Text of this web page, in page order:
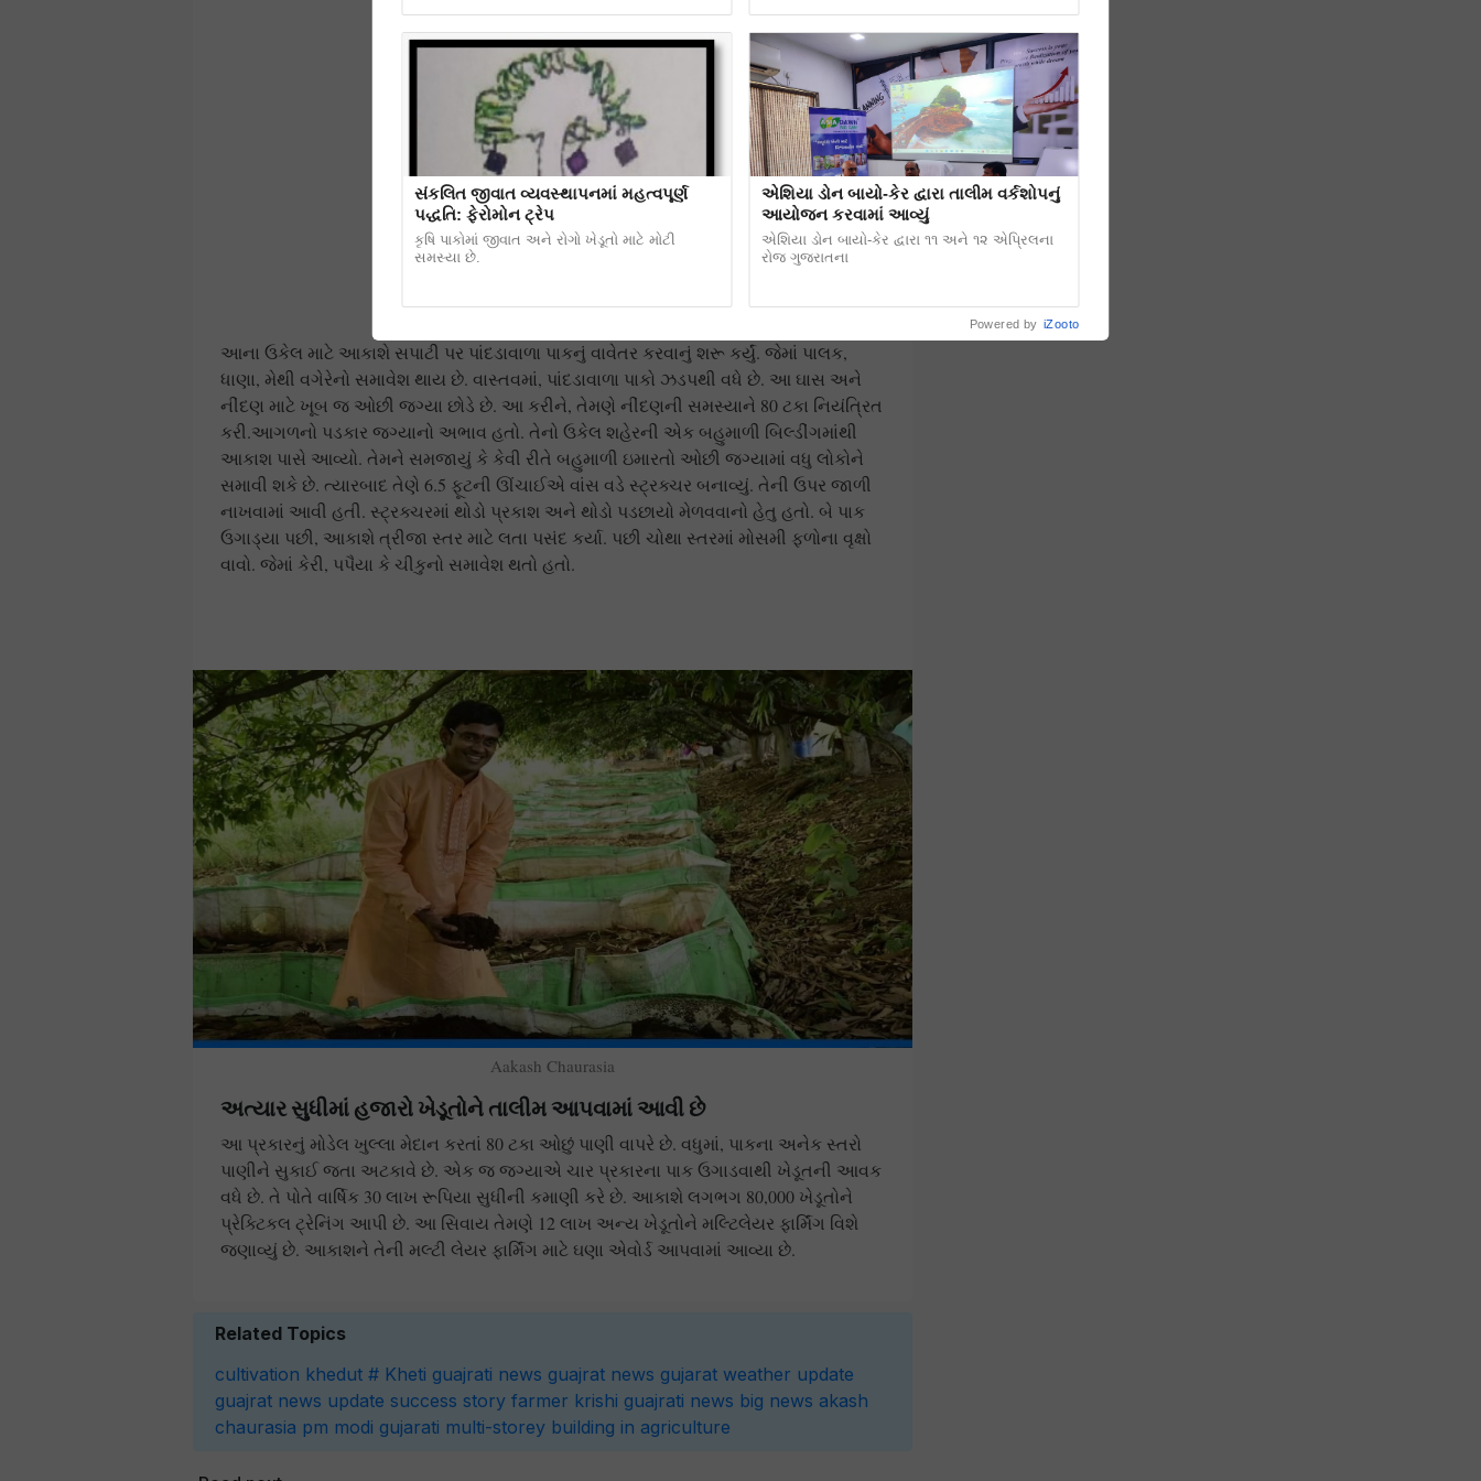
આના ઉકેલ માટે આકાશે સપાટી પર પાંદડાવાળા પાકનું વાવેતર કરવાનું શરૂ કર્યું. જેમાં પાલક,
ધાણા, મેથી વગેરેનો સમાવેશ થાય છે. વાસ્તવમાં, પાંદડાવાળા પાકો ઝડપથી વધે છે. આ ઘાસ અને
નીંદણ માટે ખૂબ જ ઓછી જગ્યા છોડે છે. આ કરીને, તેમણે નીંદણની સમસ્યાને 80 ટકા નિયંત્રિત
કરી.આગળનો પડકાર જગ્યાનો અભાવ હતો. તેનો ઉકેલ શહેરની એક બહુમાળી બિલ્ડીંગમાંથી
આકાશ પાસે આવ્યો. તેમને સમજાયું કે કેવી રીતે બહુમાળી ઇમારતો ઓછી જગ્યામાં વધુ લોકોને
સમાવી શકે છે. ત્યારબાદ તેણે 6.5 ફૂટની ઊંચાઈએ વાંસ વડે સ્ટ્રક્ચર બનાવ્યું. તેની ઉપર જાળી
નાખવામાં આવી હતી. સ્ટ્રક્ચરમાં થોડો પ્રકાશ અને થોડો પડછાયો મેળવવાનો હેતુ હતો. બે પાક
ઉગાડ્યા પછી, આકાશે ત્રીજા સ્તર માટે લતા પસંદ કર્યા. પછી ચોથા સ્તરમાં મોસમી ફળોના વૃક્ષો
વાવો. જેમાં કેરી, પપૈયા કે ચીકુનો સમાવેશ થતો હતો.
Aakash Chaurasia
અત્યાર સુધીમાં હજારો ખેડૂતોને તાલીમ આપવામાં આવી છે
આ પ્રકારનું મોડેલ ખુલ્લા મેદાન કરતાં 80 ટકા ઓછું પાણી વાપરે છે. વધુમાં, પાકના અનેક સ્તરો
પાણીને સુકાઈ જતા અટકાવે છે. એક જ જગ્યાએ ચાર પ્રકારના પાક ઉગાડવાથી ખેડૂતની આવક
વધે છે. તે પોતે વાર્ષિક 30 લાખ રૂપિયા સુધીની કમાણી કરે છે. આકાશે લગભગ 80,000 ખેડૂતોને
પ્રેક્ટિકલ ટ્રેનિંગ આપી છે. આ સિવાય તેમણે 12 લાખ અન્ય ખેડૂતોને મલ્ટિલેયર ફાર્મિંગ વિશે
જણાવ્યું છે. આકાશને તેની મલ્ટી લેયર ફાર્મિંગ માટે ઘણા એવોર્ડ આપવામાં આવ્યા છે.
Related Topics
cultivation khedut # Kheti guajrati news guajrat news gujarat weather update
guajrat news update success story farmer krishi guajrati news big news akash
chaurasia pm modi gujarati multi-storey building in agriculture
સંકલિત જીવાત વ્યવસ્થાપનમાં મહત્વપૂર્ણ
પદ્ધતિ: ફેરોમોન ટ્રેપ
કૃષિ પાકોમાં જીવાત અને રોગો ખેડૂતો માટે મોટી
સમસ્યા છે.
એશિયા ડોન બાયો-કેર દ્વારા તાલીમ વર્કશોપનું
આયોજન કરવામાં આવ્યું
એશિયા ડોન બાયો-કેર દ્વારા ૧૧ અને ૧૨ એપ્રિલના
રોજ ગુજરાતના
Powered by iZooto